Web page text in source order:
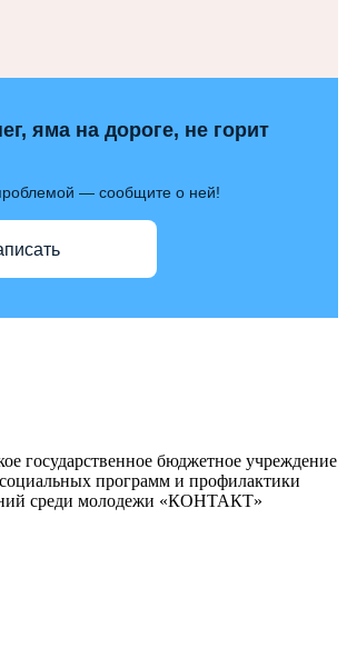
яма на дороге, не горит
— сообщите о ней!
государственное бюджетное учреждение
программ и профилактики
среди молодежи «КОНТАКТ»